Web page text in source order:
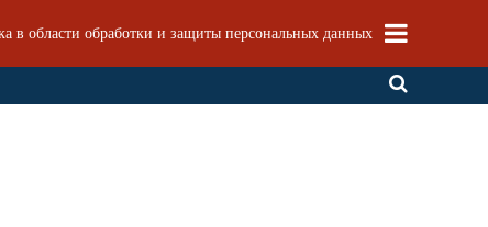
в области обработки и защиты персональных данных